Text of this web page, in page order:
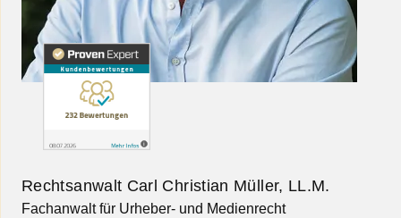
Rechtsanwalt Carl Christian Müller, LL.M.
Fachanwalt für Urheber- und Medienrecht